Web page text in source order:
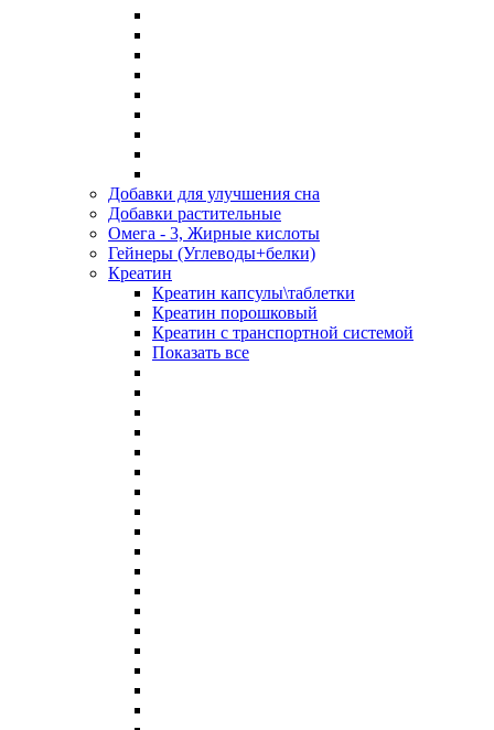
Добавки для улучшения сна
Добавки растительные
Омега - 3, Жирные кислоты
Гейнеры (Углеводы+белки)
Креатин
Креатин капсулы\таблетки
Креатин порошковый
Креатин с транспортной системой
Показать все